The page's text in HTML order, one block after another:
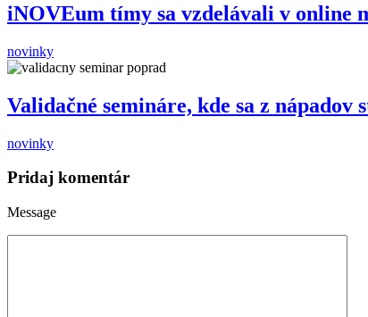
iNOVEum tímy sa vzdelávali v online
novinky
Validačné semináre, kde sa z nápadov
novinky
Pridaj komentár
Message